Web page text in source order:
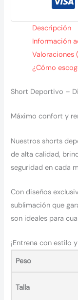
Descripción
Información
Valoraciones
¿Cómo
Short Deportivo –
Máximo confort y
Nuestros shorts
de alta calidad,
seguridad en cada
Con diseños
sublimación que
son ideales para
¡Entrena con estilo
Peso
Talla